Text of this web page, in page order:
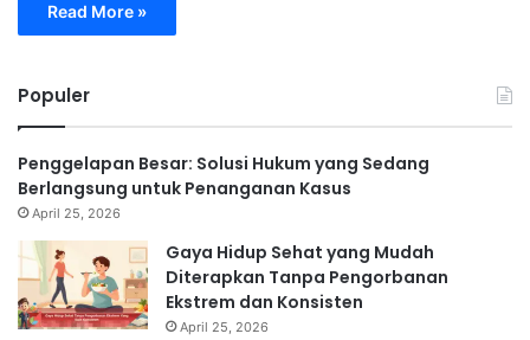
Read More »
Populer
Penggelapan Besar: Solusi Hukum yang Sedang
Berlangsung untuk Penanganan Kasus
April 25, 2026
Gaya Hidup Sehat yang Mudah
Diterapkan Tanpa Pengorbanan
Ekstrem dan Konsisten
April 25, 2026